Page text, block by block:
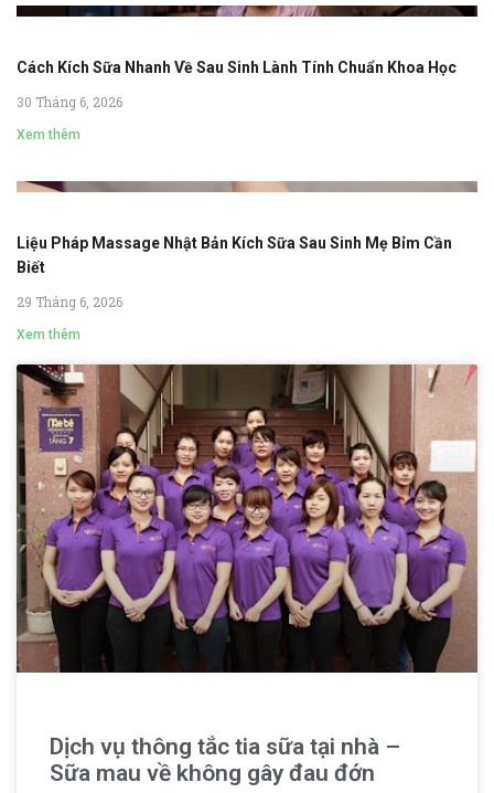
Cách Kích Sữa Nhanh Về Sau Sinh Lành Tính Chuẩn Khoa Học
30 Tháng 6, 2026
Xem thêm
Liệu Pháp Massage Nhật Bản Kích Sữa Sau Sinh Mẹ Bỉm Cần
Biết
29 Tháng 6, 2026
Xem thêm
Dịch vụ thông tắc tia sữa tại nhà –
Sữa mau về không gây đau đớn